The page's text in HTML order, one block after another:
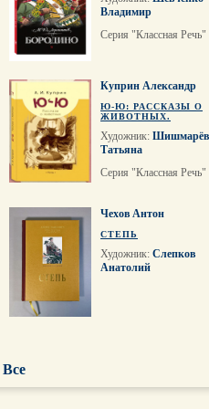
Владимир
Серия "Классная Речь"
Куприн Александр
Ю-Ю: РАССКАЗЫ О
ЖИВОТНЫХ.
Художник:
Татьяна
Серия "Классная Речь"
Чехов Антон
СТЕПЬ
Художник: Слепков
Анатолий
Все